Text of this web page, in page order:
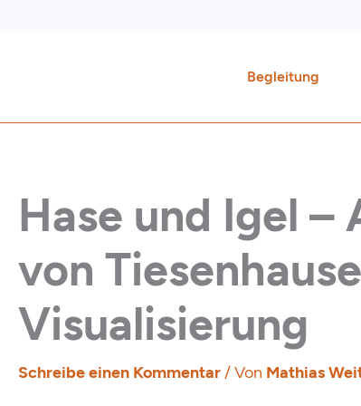
Begleitung
Hase und Igel
von
Visualisierung
Schreibe einen Kommentar/ Von Mathias